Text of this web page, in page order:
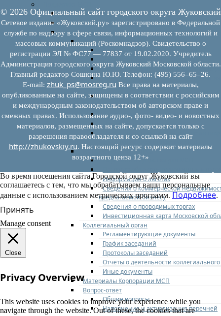
Поддержка МСП
Финансовая поддержка
Имущественная поддержка
Нормативно-правовые акты
Федеральное законодательство
Региональное законодательство
Порядок формирования и ведения
Порядок предоставления имущества из
перечней
Нормативные правовые акты по
перечней
Административные регламенты
Программы по развитию МСП
Нормативные правовые акты по
мерам поддержки субъектов МСП
Имущество для бизнеса
Перечень имущества для МСП
Информация о льготах
Сведения о коммерческой
предлагаемой бизнесу
Сведения о проводимых торгах
Инвестиционная карта Московской
Коллегиальный орган
Регламентирующие документы
График заседаний
Протоколы заседаний
Отчеты о деятельности
Иные документы
Материалы Корпорации МСП
Вопрос-ответ
Общие вопросы
Наполнение и актуализация перечней
© 2026 Официальный сайт городского округа Жуковский
Сетевое издание «Жуковский.ру» зарегистрировано в Федеральной
службе по надзору в сфере связи, информационных технологий и
массовых коммуникаций (Роскомнадзор). Свидетельство о
регистрации ЭЛ № ФС77 — 77837 от 19.02.2020. Учредитель
Администрация городского округа Жуковский Московской области.
Главный редактор Сошкина Ю.Ю. Телефон: (495) 556–65–26.
E‑mail: zhuk_ps@mosreg.ru Все права на материалы,
опубликованные на сайте, защищены в соответствии с российским
и международным законодательством об авторском праве и
смежных правах. Использование аудио-, фото- видео- и новостных
материалов, размещенных на сайте, допускается только с
разрешения правообладателя и со ссылкой на сайт
http://zhukovskiy.ru. Настоящий ресурс содержит материалы
возрастного ценза 12+»
Во время посещения сайта Городской округ Жуковский вы
соглашаетесь с тем, что мы обрабатываем ваши персональные
данные с использованием метрических программ. Подробнее.
Принять
Manage consent
Close
Privacy Overview
This website uses cookies to improve your experience while you
navigate through the website. Out of these, the cookies that are